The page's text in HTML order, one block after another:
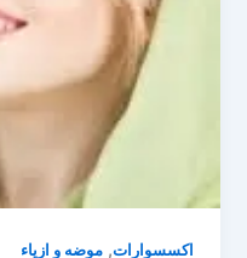
اكسسوارات,موضه و ازياء